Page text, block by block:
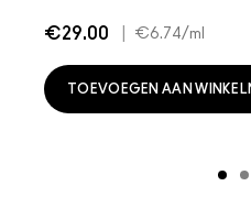
€29.00 €6.74/ml
TOEVOEGEN AAN